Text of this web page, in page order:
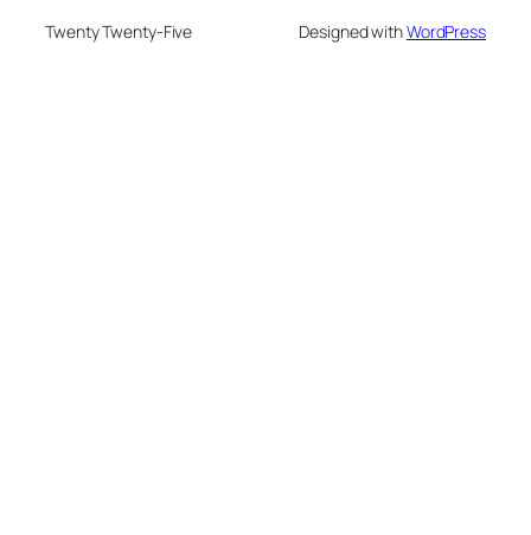
Twenty Twenty-Five Designed withWordPress